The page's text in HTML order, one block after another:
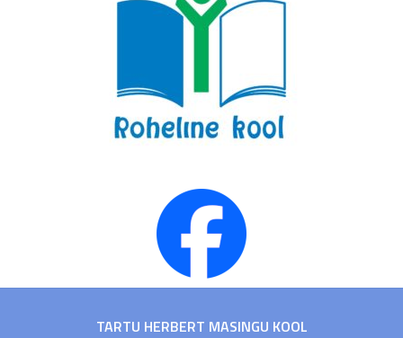
TARTU HERBERT MASINGU KOOL